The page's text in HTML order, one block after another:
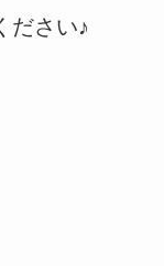
ださい♪